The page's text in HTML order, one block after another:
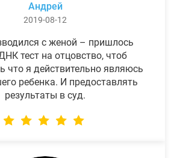
Андрей
2019-08-12
с женой – пришлось
тест на отцовство, чтоб
что я действительно являюсь
ребенка. И предоставлять
результаты в суд.